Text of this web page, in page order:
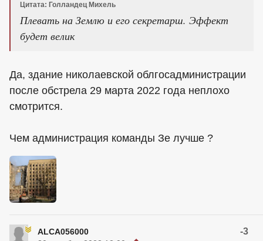
Цитата: Голландец Михель
Плевать на Землю и его секретарш. Эффект
будет велик
Да, здание николаевской облгосадминистрации
после обстрела 29 марта 2022 года неплохо
смотрится.
Чем администрация команды Зе лучше ?
ALCA056000 -3